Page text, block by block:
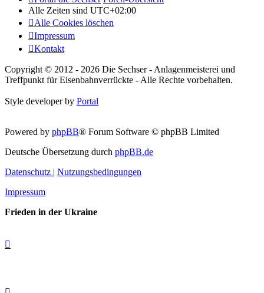
Alle Zeiten sind UTC+02:00
Alle Cookies löschen
Impressum
Kontakt
Copyright © 2012 - 2026 Die Sechser - Anlagenmeisterei und
Treffpunkt für Eisenbahnverrückte - Alle Rechte vorbehalten.
Style developer by Portal
Powered by phpBB® Forum Software © phpBB Limited
Deutsche Übersetzung durch phpBB.de
Datenschutz | Nutzungsbedingungen
Impressum
Frieden in der Ukraine